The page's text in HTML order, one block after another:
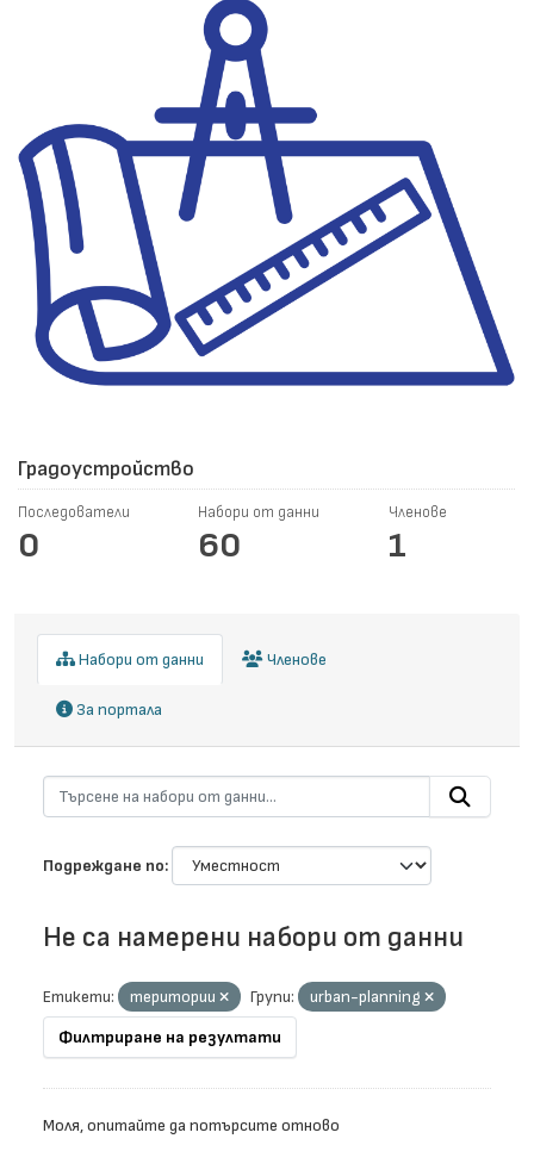
Градоустройство
Последователи
0
Набори от данни
60
Членове
1
Набори от данни Членове
За портала
Подреждане по
Не са намерени набори от данни
Етикети: територии Групи:
urban-planning
Филтриране на резултати
Моля, опитайте да потърсите отново